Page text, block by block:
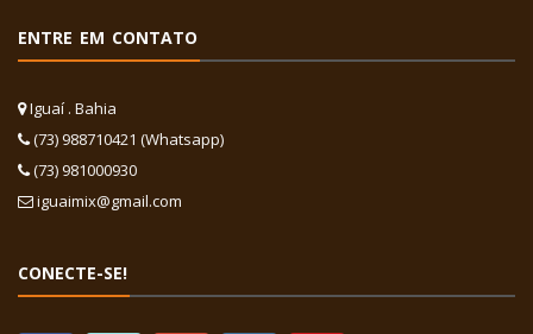
ENTRE EM CONTATO
Iguaí . Bahia
(73) 988710421 (Whatsapp)
(73) 981000930
iguaimix@gmail.com
CONECTE-SE!